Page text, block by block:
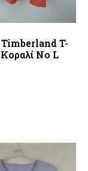
T-
No L